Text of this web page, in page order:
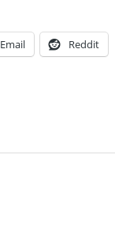
Email Reddit